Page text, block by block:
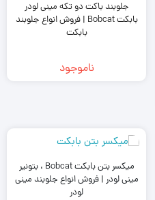
جلوبند باکت دو تکه مینی لودر
بابکت Bobcat | فروش انواع جلوبند
بابکت
ناموجود
میکسر بتن بابکت Bobcat ، بتونیر
مینی لودر | فروش انواع جلوبند مینی
لودر